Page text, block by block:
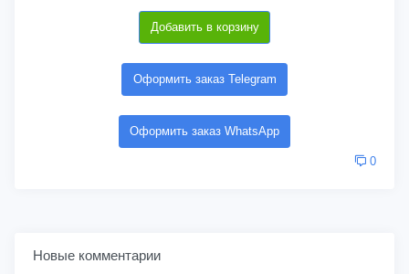
Добавить в корзину
Оформить заказ Telegram
Оформить заказ WhatsApp
0
Новые комментарии